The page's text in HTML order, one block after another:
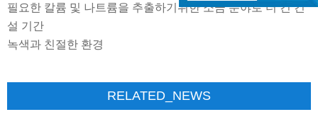
필요한 칼륨 및 나트륨을 추출하기위한 소금 분야로 더 긴 건
설 기간
녹색과 친절한 환경
RELATED_NEWS